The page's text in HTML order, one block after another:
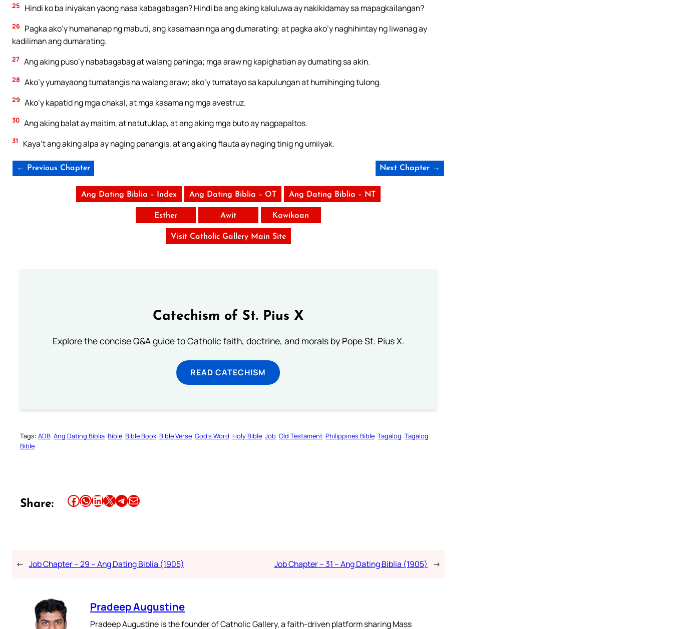
25 Hindi ko ba iniyakan yaong nasa kabagabagan? Hindi ba ang aking kaluluwa ay nakikidamay sa mapagkailangan?
26 Pagka ako’y humahanap ng mabuti, ang kasamaan nga ang dumarating: at pagka ako’y naghihintay ng liwanag ay
kadiliman ang dumarating.
27 Ang aking puso’y nababagabag at walang pahinga; mga araw ng kapighatian ay dumating sa akin.
28 Ako’y yumayaong tumatangis na walang araw; ako’y tumatayo sa kapulungan at humihinging tulong.
29 Ako’y kapatid ng mga chakal, at mga kasama ng mga avestruz.
30 Ang aking balat ay maitim, at natutuklap, at ang aking mga buto ay nagpapaltos.
31 Kaya’t ang aking alpa ay naging panangis, at ang aking flauta ay naging tinig ng umiiyak.
← Previous Chapter Next Chapter →
Ang Dating Biblia – Index Ang Dating Biblia – OT Ang Dating Biblia – NT
Esther Awit Kawikaan
Visit Catholic Gallery Main Site
Catechism of St. Pius X
Explore the concise Q&A guide to Catholic faith, doctrine, and morals by Pope St. Pius X.
READ CATECHISM
Tags: ADB Ang Dating Biblia Bible Bible Book Bible Verse God’s Word Holy Bible Job Old Testament Philippines Bible Tagalog Tagalog
Bible
Share: Share this article on Facebook Share this article on WhatsApp Share this article on LinkedIn Share this article on X Share this article on TelegramEmail this Article
← Job Chapter – 29 – Ang Dating Biblia (1905) Job Chapter – 31 – Ang Dating Biblia (1905) →
Pradeep Augustine
Pradeep Augustine is the founder of Catholic Gallery, a faith-driven platform sharing Mass